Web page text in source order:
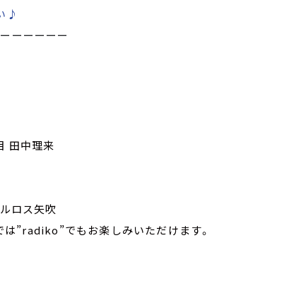
♪
ーーーーー
田中理来
ロス矢吹
”radiko”でもお楽しみいただけます。